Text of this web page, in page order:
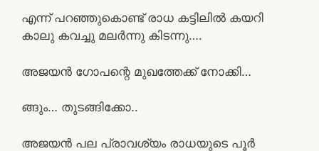
എന്ന് പറഞ്ഞുകൊണ്ട് രാധ കട്ടിലിൽ കയറി
കാലു കവച്ചു മലർന്നു കിടന്നു….
അജയൻ ഗോപന്റെ മുഖത്തേക്ക് നോക്കി…
ങ്ങും… തുടങ്ങിക്കോ..
അജയൻ പല പ്രാവശ്യം രാധയുടെ പൂർ